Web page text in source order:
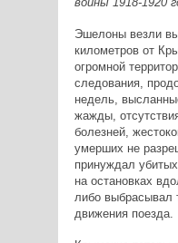
Эшелоны везли
километров от
огромной
следования,
недель,
жажды,
болезней,
умерших не
принуждал
на остановках
либо выбрасывал
движения поезда.